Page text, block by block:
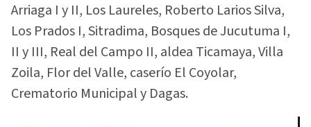
Arriaga I y II, Los Laureles, Roberto Larios Silva,
Los Prados I, Sitradima, Bosques de Jucutuma I,
II y III, Real del Campo II, aldea Ticamaya, Villa
Zoila, Flor del Valle, caserío El Coyolar,
Crematorio Municipal y Dagas.